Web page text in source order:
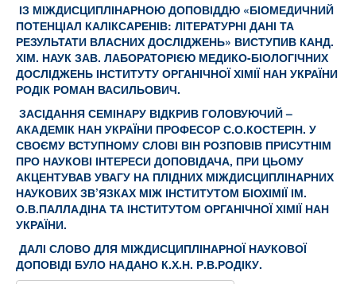
ІЗ МІЖДИСЦИПЛІНАРНОЮ ДОПОВІДДЮ «БІОМЕДИЧНИЙ
ПОТЕНЦІАЛ КАЛІКСАРЕНІВ: ЛІТЕРАТУРНІ ДАНІ ТА
РЕЗУЛЬТАТИ ВЛАСНИХ ДОСЛІДЖЕНЬ» ВИСТУПИВ КАНД.
ХІМ. НАУК ЗАВ. ЛАБОРАТОРІЄЮ МЕДИКО-БІОЛОГІЧНИХ
ДОСЛІДЖЕНЬ ІНСТИТУТУ ОРГАНІЧНОЇ ХІМІЇ НАН УКРАЇНИ
РОДІК РОМАН ВАСИЛЬОВИЧ.
ЗАСІДАННЯ СЕМІНАРУ ВІДКРИВ ГОЛОВУЮЧИЙ –
АКАДЕМІК НАН УКРАЇНИ ПРОФЕСОР С.О.КОСТЕРІН. У
СВОЄМУ ВСТУПНОМУ СЛОВІ ВІН РОЗПОВІВ ПРИСУТНІМ
ПРО НАУКОВІ ІНТЕРЕСИ ДОПОВІДАЧА, ПРИ ЦЬОМУ
АКЦЕНТУВАВ УВАГУ НА ПЛІДНИХ МІЖДИСЦИПЛІНАРНИХ
НАУКОВИХ ЗВ’ЯЗКАХ МІЖ ІНСТИТУТОМ БІОХІМІЇ ІМ.
О.В.ПАЛЛАДІНА ТА ІНСТИТУТОМ ОРГАНІЧНОЇ ХІМІЇ НАН
УКРАЇНИ.
ДАЛІ СЛОВО ДЛЯ МІЖДИСЦИПЛІНАРНОЇ НАУКОВОЇ
ДОПОВІДІ БУЛО НАДАНО К.Х.Н. Р.В.РОДІКУ.